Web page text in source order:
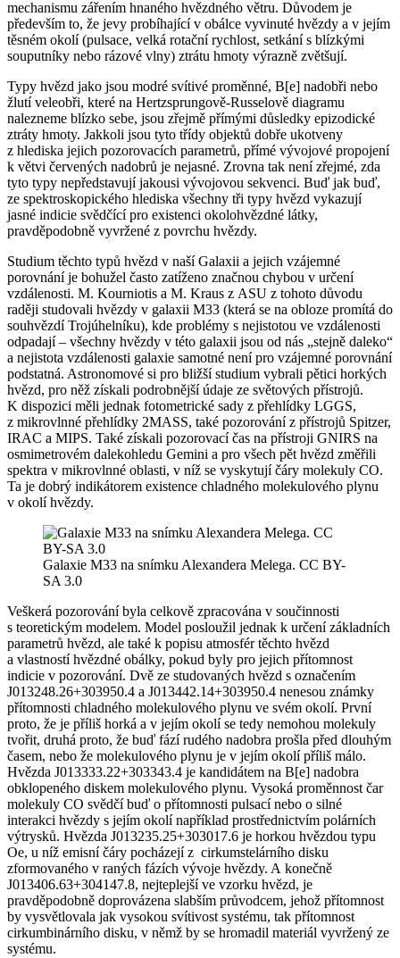
mechanismu zářením hnaného hvězdného větru. Důvodem je
především to, že jevy probíhající v obálce vyvinuté hvězdy a v jejím
těsném okolí (pulsace, velká rotační rychlost, setkání s blízkými
souputníky nebo rázové vlny) ztrátu hmoty výrazně zvětšují.
Typy hvězd jako jsou modré svítivé proměnné, B[e] nadobři nebo
žlutí veleobři, které na Hertzsprungově-Russelově diagramu
nalezneme blízko sebe, jsou zřejmě přímými důsledky epizodické
ztráty hmoty. Jakkoli jsou tyto třídy objektů dobře ukotveny
z hlediska jejich pozorovacích parametrů, přímé vývojové propojení
k větvi červených nadobrů je nejasné. Zrovna tak není zřejmé, zda
tyto typy nepředstavují jakousi vývojovou sekvenci. Buď jak buď,
ze spektroskopického hlediska všechny tři typy hvězd vykazují
jasné indicie svědčící pro existenci okolohvězdné látky,
pravděpodobně vyvržené z povrchu hvězdy.
Studium těchto typů hvězd v naší Galaxii a jejich vzájemné
porovnání je bohužel často zatíženo značnou chybou v určení
vzdálenosti. M. Kourniotis a M. Kraus z ASU z tohoto důvodu
raději studovali hvězdy v galaxii M33 (která se na obloze promítá do
souhvězdí Trojúhelníku), kde problémy s nejistotou ve vzdálenosti
odpadají – všechny hvězdy v této galaxii jsou od nás „stejně daleko“
a nejistota vzdálenosti galaxie samotné není pro vzájemné porovnání
podstatná. Astronomové si pro bližší studium vybrali pětici horkých
hvězd, pro něž získali podrobnější údaje ze světových přístrojů.
K dispozici měli jednak fotometrické sady z přehlídky LGGS,
z mikrovlnné přehlídky 2MASS, také pozorování z přístrojů Spitzer,
IRAC a MIPS. Také získali pozorovací čas na přístroji GNIRS na
osmimetrovém dalekohledu Gemini a pro všech pět hvězd změřili
spektra v mikrovlnné oblasti, v níž se vyskytují čáry molekuly CO.
Ta je dobrý indikátorem existence chladného molekulového plynu
v okolí hvězdy.
Galaxie M33 na snímku Alexandera Melega. CC BY-
SA 3.0
Veškerá pozorování byla celkově zpracována v součinnosti
s teoretickým modelem. Model posloužil jednak k určení základních
parametrů hvězd, ale také k popisu atmosfér těchto hvězd
a vlastností hvězdné obálky, pokud byly pro jejich přítomnost
indicie v pozorování. Dvě ze studovaných hvězd s označením
J013248.26+303950.4 a J013442.14+303950.4 nenesou známky
přítomnosti chladného molekulového plynu ve svém okolí. První
proto, že je příliš horká a v jejím okolí se tedy nemohou molekuly
tvořit, druhá proto, že buď fází rudého nadobra prošla před dlouhým
časem, nebo že molekulového plynu je v jejím okolí příliš málo.
Hvězda J013333.22+303343.4 je kandidátem na B[e] nadobra
obklopeného diskem molekulového plynu. Vysoká proměnnost čar
molekuly CO svědčí buď o přítomnosti pulsací nebo o silné
interakci hvězdy s jejím okolí například prostřednictvím polárních
výtrysků. Hvězda J013235.25+303017.6 je horkou hvězdou typu
Oe, u níž emisní čáry pocházejí z cirkumstelárního disku
zformovaného v raných fázích vývoje hvězdy. A konečně
J013406.63+304147.8, nejteplejší ve vzorku hvězd, je
pravděpodobně doprovázena slabším průvodcem, jehož přítomnost
by vysvětlovala jak vysokou svítivost systému, tak přítomnost
cirkumbinárního disku, v němž by se hromadil materiál vyvržený ze
systému.